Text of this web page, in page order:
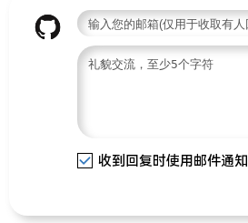
收到回复时使用邮件通知